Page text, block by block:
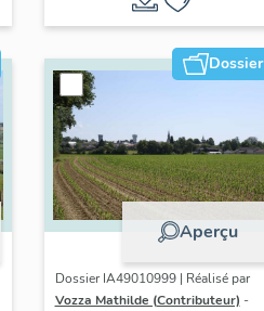
Dossier
Aperçu
Dossier IA49010999 | Réalisé par
Vozza Mathilde (Contributeur) -